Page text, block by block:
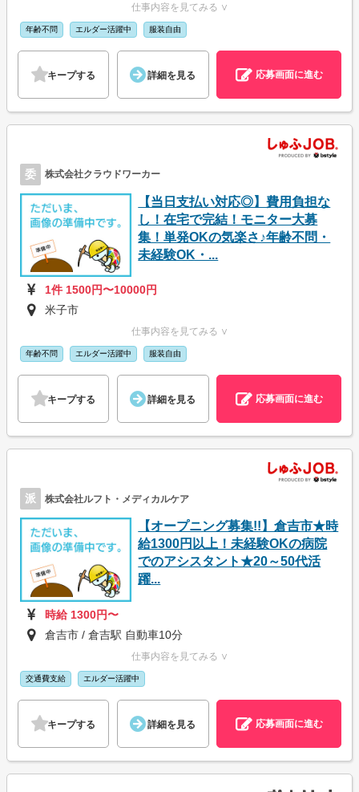
仕事内容を見てみる ∨
年齢不問 エルダー活躍中 服装自由
キープする 詳細を見る 応募画面に進む
委 株式会社クラウドワーカー
【当日支払い対応◎】費用負担な
し！在宅で完結！モニター大募
集！単発OKの気楽さ♪年齢不問・
未経験OK・...
1件 1500円〜10000円
米子市
仕事内容を見てみる ∨
年齢不問 エルダー活躍中 服装自由
キープする 詳細を見る 応募画面に進む
派 株式会社ルフト・メディカルケア
【オープニング募集!!】倉吉市★時
給1300円以上！未経験OKの病院
でのアシスタント★20～50代活
躍...
時給 1300円〜
倉吉市 / 倉吉駅 自動車10分
仕事内容を見てみる ∨
交通費支給 エルダー活躍中
キープする 詳細を見る 応募画面に進む